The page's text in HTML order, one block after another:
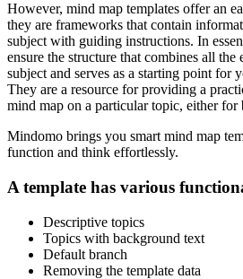
However, mind map templates offer an
they are frameworks that contain
subject with guiding instructions. In
ensure the structure that combines all the
subject and serves as a starting point for
They are a resource for providing a
mind map on a particular topic, either for
Mindomo brings you smart mind map
function and think effortlessly.
A template has various
Descriptive topics
Topics with background text
Default branch
Removing the template data